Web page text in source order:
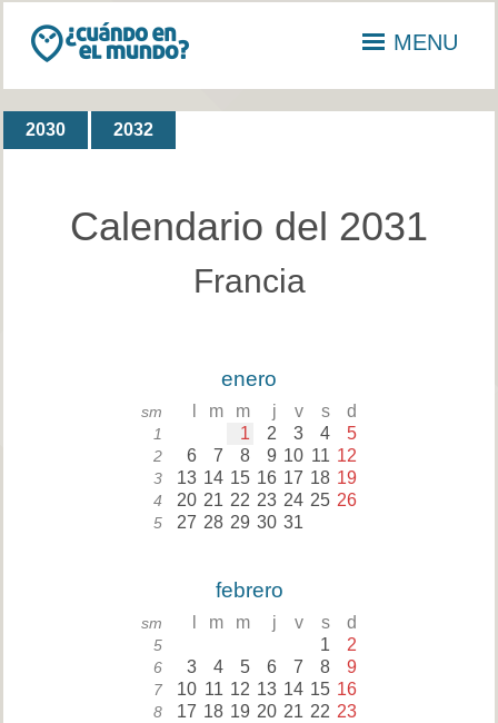
MENU
2030 2032
Calendario del 2031
Francia
enero
sm m m j v s d
1 1 2 3 4 5
2 6 7 8 9 10 11 12
3 13 14 15 16 17 18 19
4 20 21 22 23 24 25 26
5 27 28 29 30 31
febrero
sm m m j v s d
5 1 2
6 3 4 5 6 7 8 9
7 10 11 12 13 14 15 16
8 17 18 19 20 21 22 23